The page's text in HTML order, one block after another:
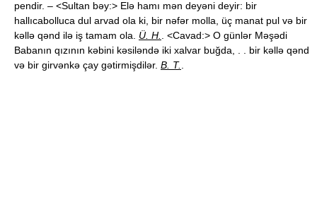
pendir. – <Sultan bəy:> Elə hamı mən deyəni deyir: bir
hallıcabolluca dul arvad ola ki, bir nəfər molla, üç manat pul və bir
kəllə qənd ilə iş tamam ola. Ü. H.
. <Cavad:> O günlər Məşədi
Babanın qızının kəbini kəsiləndə iki xalvar buğda, . . bir kəllə qənd
və bir girvənkə çay gətirmişdilər. B. T.